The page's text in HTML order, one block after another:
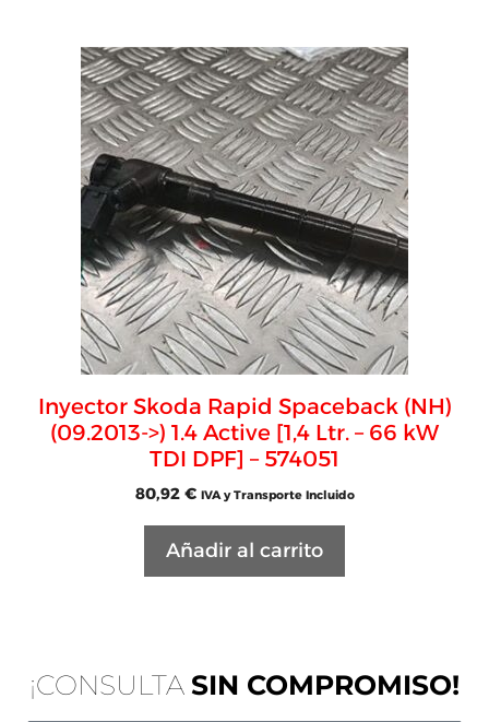
Inyector Skoda Rapid Spaceback (NH)
(09.2013->) 1.4 Active [1,4 Ltr. – 66 kW
TDI DPF] – 574051
80,92 € IVA y Transporte Incluido
Añadir al carrito
¡CONSULTA SIN COMPROMISO!